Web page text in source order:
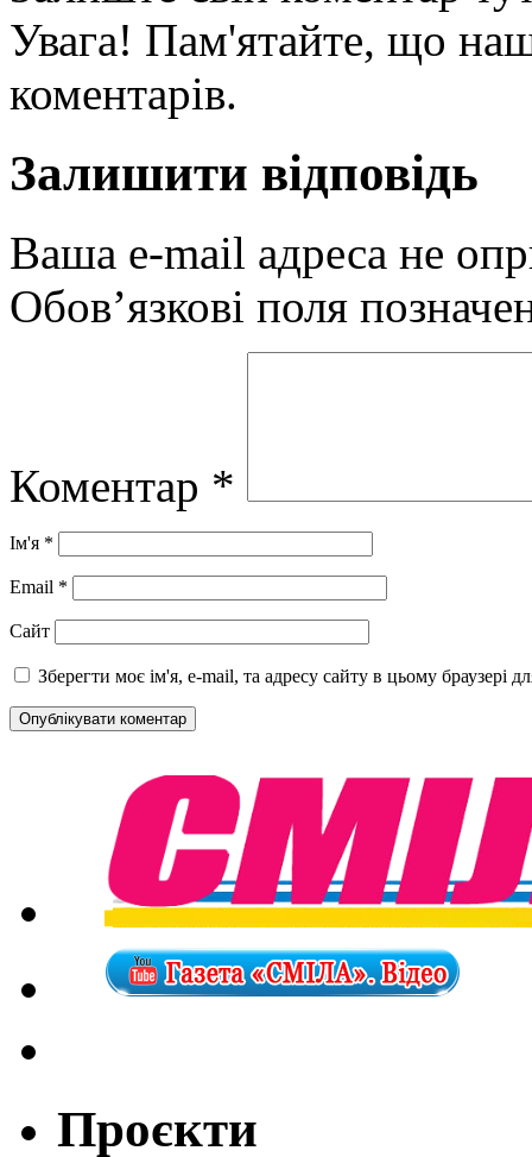
Увага! Пам'ятайте, що
коментарів.
Залишити відповідь
Ваша e-mail адреса не
Обов’язкові поля
Коментар *
Ім'я *
Email *
Сайт
Зберегти моє ім'я, e-mail, та адресу сайту в цьому браузері
Проєкти